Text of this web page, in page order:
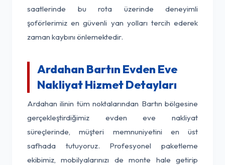
saatlerinde bu rota üzerinde deneyimli
şoförlerimiz en güvenli yan yolları tercih ederek
zaman kaybını önlemektedir.
Ardahan Bartın Evden Eve
Nakliyat Hizmet Detayları
Ardahan ilinin tüm noktalarından Bartın bölgesine
gerçekleştirdiğimiz evden eve nakliyat
süreçlerinde, müşteri memnuniyetini en üst
safhada tutuyoruz. Profesyonel paketleme
ekibimiz, mobilyalarınızı de monte hale getirip